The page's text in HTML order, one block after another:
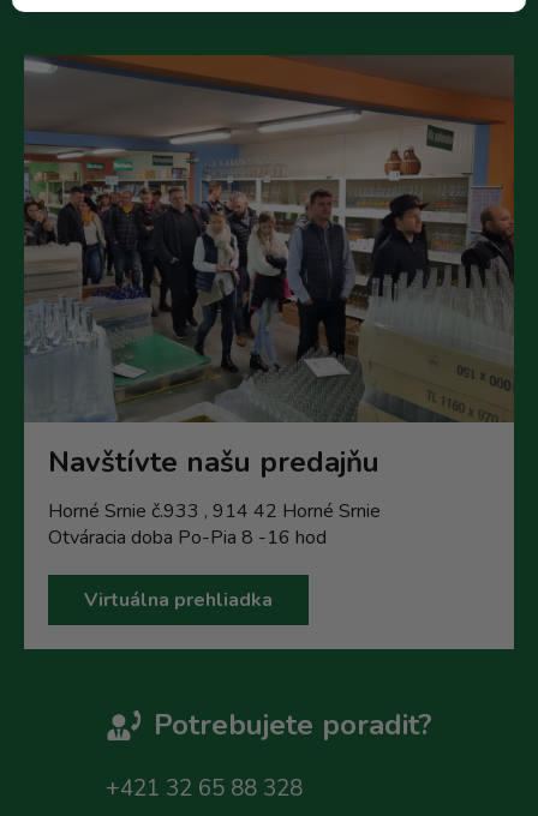
Navštívte našu predajňu
Horné Srnie č.933 , 914 42 Horné Srnie
Otváracia doba Po-Pia 8 -16 hod
Virtuálna prehliadka
Potrebujete poradit?
+421 32 65 88 328